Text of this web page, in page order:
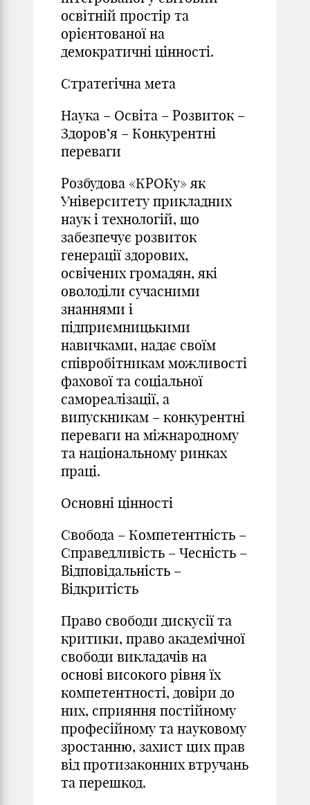
освітній простір та
орієнтованої на
демократичні цінності.
Стратегічна мета
Наука – Освіта – Розвиток –
Здоров’я – Конкурентні
переваги
Розбудова «КРОКу» як
Університету прикладних
наук і технологій, що
забезпечує розвиток
генерації здорових,
освічених громадян, які
оволоділи сучасними
знаннями і
підприємницькими
навичками, надає своїм
співробітникам можливості
фахової та соціальної
самореалізації, а
випускникам – конкурентні
переваги на міжнародному
та національному ринках
праці.
Основні цінності
Свобода – Компетентність –
Справедливість – Чесність –
Відповідальність –
Відкритість
Право свободи дискусії та
критики, право академічної
свободи викладачів на
основі високого рівня їх
компетентності, довіри до
них, сприяння постійному
професійному та науковому
зростанню, захист цих прав
від протизаконних втручань
та перешкод.